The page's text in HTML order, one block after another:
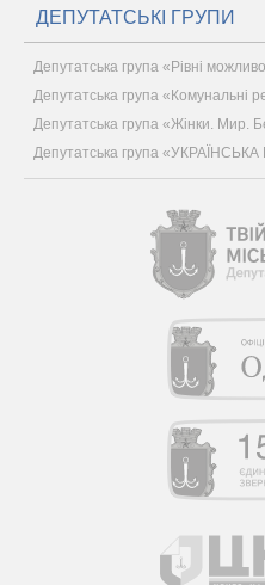
ДЕПУТАТСЬКІ ГРУПИ
Депутатська група «Рівні
Депутатська група «Комунальні
Депутатська група «Жінки. Мир.
Депутатська група «УКРАЇНСЬКА